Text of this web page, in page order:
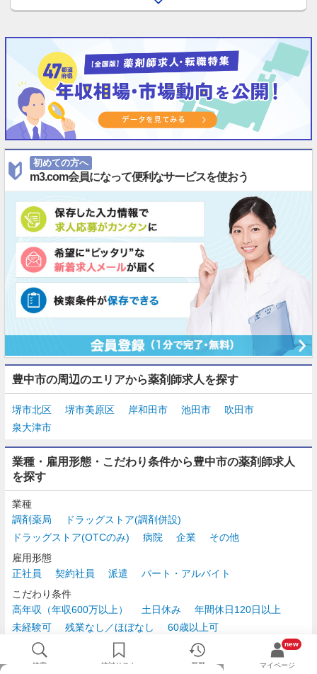
初めての方へ
m3.com会員になって便利なサービスを使おう
豊中市の周辺のエリアから薬剤師求人を探す
堺市北区 堺市美原区 岸和田市 池田市
吹田市
泉大津市
業種・雇用形態・こだわり条件から豊中市の薬剤師求人
を探す
業種
調剤薬局
ドラッグストア(調剤併設)
ドラッグストア(OTCのみ)
病院 企業
その他
雇用形態
正社員
契約社員 派遣
パート・アルバイト
こだわり条件
高年収（年収600万以上）
土日休み
年間休日120日以上
未経験可
残業なし／ほぼなし
60歳以上可
時給2,500円以上
検索 検討リスト 履歴
new
マイページ